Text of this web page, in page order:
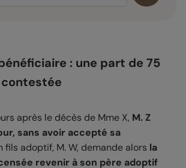
: une part de 75
après le décès de Mme X, M. Z
sans avoir accepté sa
fils adoptif, M. W, demande alors la
revenir à son père adoptif